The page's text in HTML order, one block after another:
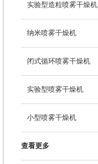
实验型造粒喷雾干燥机
纳米喷雾干燥机
闭式循环喷雾干燥机
实验型喷雾干燥机
小型喷雾干燥机
查看更多